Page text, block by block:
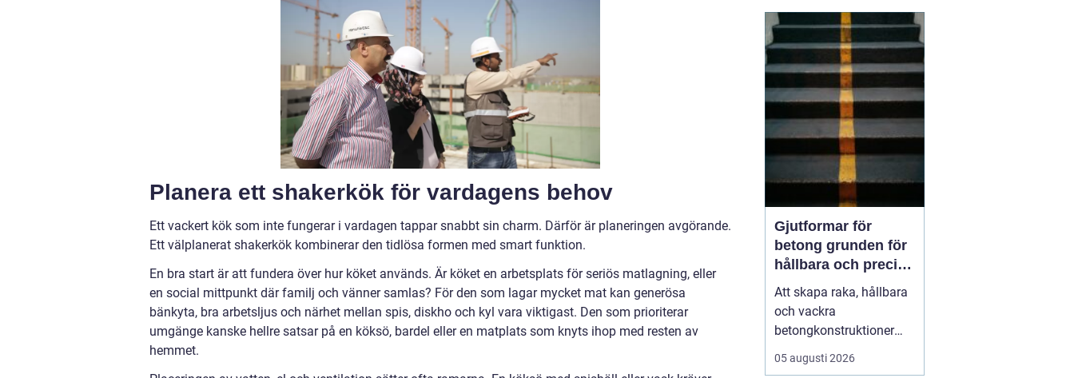
Planera ett shakerkök för vardagens behov
Ett vackert kök som inte fungerar i vardagen tappar snabbt sin charm. Därför är planeringen avgörande.
Ett välplanerat shakerkök kombinerar den tidlösa formen med smart funktion.
En bra start är att fundera över hur köket används. Är köket en arbetsplats för seriös matlagning, eller
en social mittpunkt där familj och vänner samlas? För den som lagar mycket mat kan generösa
bänkyta, bra arbetsljus och närhet mellan spis, diskho och kyl vara viktigast. Den som prioriterar
umgänge kanske hellre satsar på en köksö, bardel eller en matplats som knyts ihop med resten av
hemmet.
allvarliga skador på
människor, maskiner och
byggnader. Samtidigt ...
Gjutformar för
betong grunden för
hållbara och precisa
konstruktioner
Att skapa raka, hållbara
och vackra
betongkonstruktioner
handlar inte bara om rätt
betongrecept eller bra
05 augusti 2026